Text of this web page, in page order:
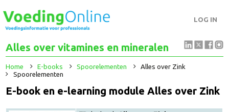
LOG IN
Alles over vitamines en mineralen
Home E-books Spoorelementen
Alles over Zink
Spoorelementen
E-book en e-learning module Alles over